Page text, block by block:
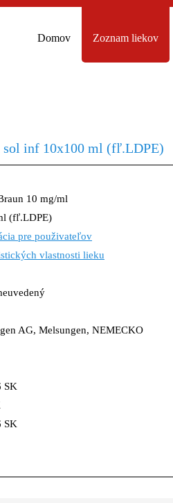
Domov Zoznam liekov
sol inf 10x100 ml (fľ.LDPE)
10 mg/ml
(fľ.LDPE)
pre použivateľov
vlastnosti lieku
AG, Melsungen, NEMECKO
SK
SK